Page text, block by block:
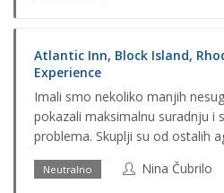
Atlantic Inn, Block Island,
Experience
Imali smo nekoliko manjih
pokazali maksimalnu suradnju i
problema. Skuplji su od ostalih
Neutralno Nina Čubrilo